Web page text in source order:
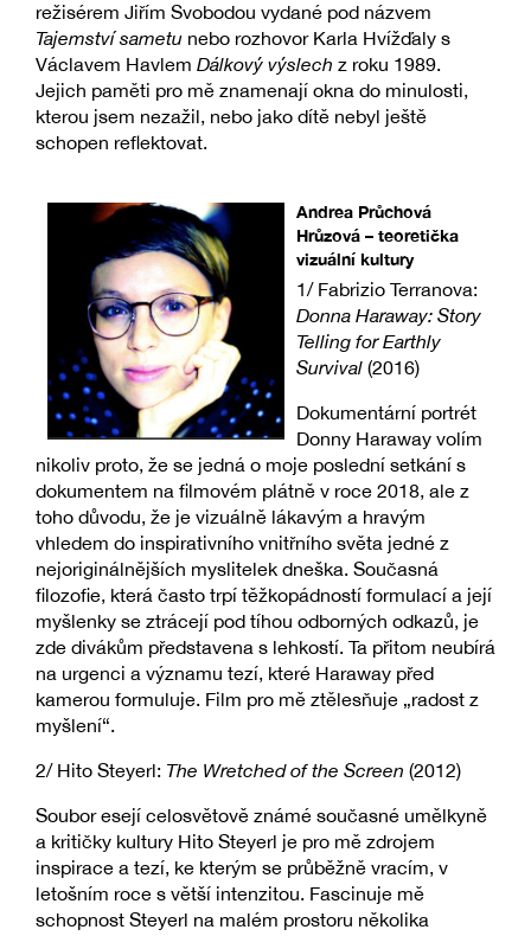
režisérem Jiřím Svobodou vydané pod názvem
Tajemství sametu nebo rozhovor Karla Hvížďaly s
Václavem Havlem Dálkový výslech z roku 1989.
Jejich paměti pro mě znamenají okna do minulosti,
kterou jsem nezažil, nebo jako dítě nebyl ještě
schopen reflektovat.
Andrea Průchová
Hrůzová – teoretička
vizuální kultury
1/ Fabrizio Terranova:
Donna Haraway: Story
Telling for Earthly
Survival (2016)
Dokumentární portrét
Donny Haraway volím
nikoliv proto, že se jedná o moje poslední setkání s
dokumentem na filmovém plátně v roce 2018, ale z
toho důvodu, že je vizuálně lákavým a hravým
vhledem do inspirativního vnitřního světa jedné z
nejoriginálnějších myslitelek dneška. Současná
filozofie, která často trpí těžkopádností formulací a její
myšlenky se ztrácejí pod tíhou odborných odkazů, je
zde divákům představena s lehkostí. Ta přitom neubírá
na urgenci a významu tezí, které Haraway před
kamerou formuluje. Film pro mě ztělesňuje „radost z
myšlení“.
2/ Hito Steyerl: The Wretched of the Screen (2012)
Soubor esejí celosvětově známé současné umělkyně
a kritičky kultury Hito Steyerl je pro mě zdrojem
inspirace a tezí, ke kterým se průběžně vracím, v
letošním roce s větší intenzitou. Fascinuje mě
schopnost Steyerl na malém prostoru několika